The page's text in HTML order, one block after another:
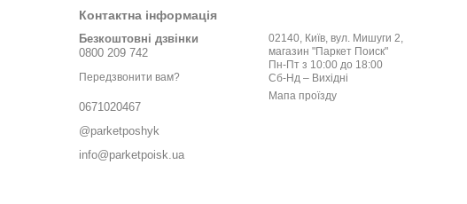
Контактна інформація
Безкоштовні дзвінки
0800 209 742
Передзвонити вам?
0671020467
@parketposhyk
info@parketpoisk.ua
02140, Київ, вул. Мишуги 2,
магазин "Паркет Поиск"
Пн-Пт з 10:00 до 18:00
Сб-Нд – Вихідні
Мапа проїзду